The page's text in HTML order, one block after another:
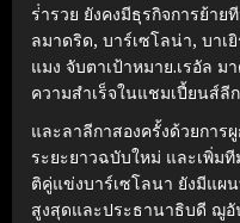
ร่ํารวย ยังคงมีธุรกิจการย้าย
ลมาดริด, บาร์เซโลน่า, บา
แมง จับตาเป้าหมาย.เรอัล
ความสําเร็จในแชมเปี้ยนส์ลีก
และลาลีกาสองครั้งด้วยการ
ระยะยาวฉบับใหม่ และเพิ่ม
ติคู่แข่งบาร์เซโลนา ยังมีแผ
สูงสุดและประธานาธิบดี ฌูอั